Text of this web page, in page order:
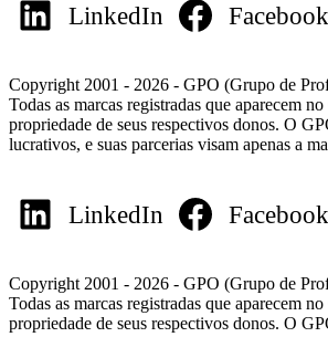
LinkedIn Facebook
Copyright 2001 - 2026 - GPO (Grupo de
Todas as marcas registradas que aparecem
propriedade de seus respectivos donos. O
lucrativos, e suas parcerias visam apenas a
LinkedIn Facebook
Copyright 2001 - 2026 - GPO (Grupo de
Todas as marcas registradas que aparecem
propriedade de seus respectivos donos. O